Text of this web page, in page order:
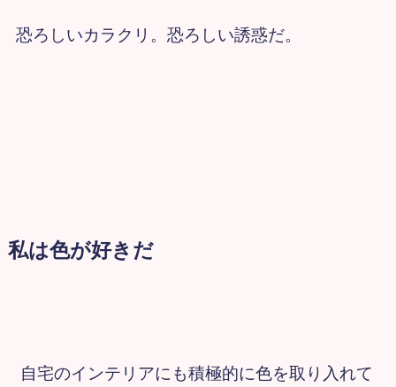
恐ろしいカラクリ。恐ろしい誘惑だ。
私は色が好きだ
自宅のインテリアにも積極的に色を取り入れて